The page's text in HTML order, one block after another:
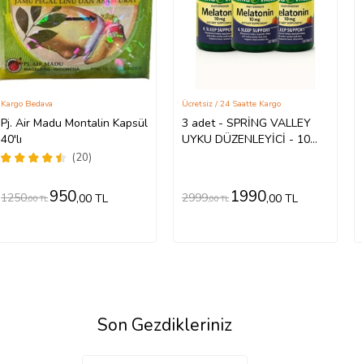
Pj. Air Madu Montalin Kapsül
40'lı
(20)
Kargo Bedava
1250,00 TL 950,00 TL
3 adet - SPRİNG VALLEY
UYKU DÜZENLEYİCİ - 10
Sleep Support - ORİGİNAL-
SKT:12/2027
Ücretsiz / 24 Saatte Kargo
2999,00 TL 1990,00 TL
Son Gezdikleriniz